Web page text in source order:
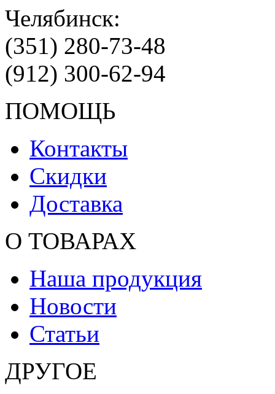
Челябинск:
(351) 280-73-48
(912) 300-62-94
ПОМОЩЬ
Контакты
Скидки
Доставка
О ТОВАРАХ
Наша продукция
Новости
Статьи
ДРУГОЕ